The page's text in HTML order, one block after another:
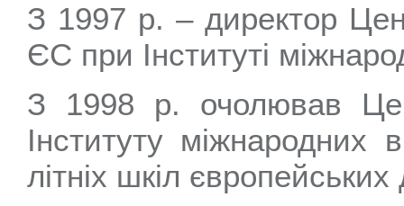
З 1997 р. – директор
ЄС при Інституті
З 1998 р. очолював
Інституту міжнародних
літніх шкіл